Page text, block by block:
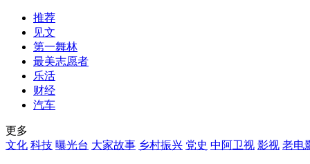
推荐
见文
第一舞林
最美志愿者
乐活
财经
汽车
更多
文化 科技 曝光台 大家故事 乡村振兴 党史 中阿卫视 影视 老电